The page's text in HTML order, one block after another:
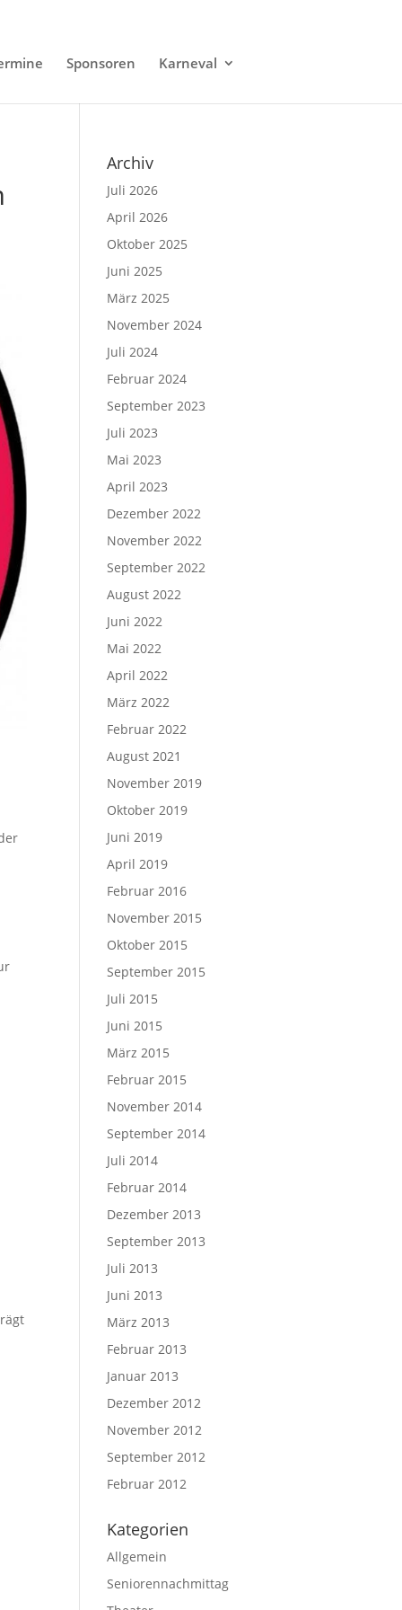
Sponsoren Karneval
Archiv
Juli 2026
April 2026
Oktober 2025
Juni 2025
März 2025
November 2024
Juli 2024
Februar 2024
September 2023
Juli 2023
Mai 2023
April 2023
Dezember 2022
November 2022
September 2022
August 2022
Juni 2022
Mai 2022
April 2022
März 2022
Februar 2022
August 2021
November 2019
Oktober 2019
Juni 2019
April 2019
Februar 2016
November 2015
Oktober 2015
September 2015
Juli 2015
Juni 2015
März 2015
Februar 2015
November 2014
September 2014
Juli 2014
Februar 2014
Dezember 2013
September 2013
Juli 2013
Juni 2013
März 2013
Februar 2013
Januar 2013
Dezember 2012
November 2012
September 2012
Februar 2012
Kategorien
Allgemein
Seniorennachmittag